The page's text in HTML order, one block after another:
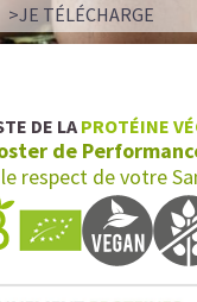
>JE TÉLÉCHARGE
DE LA PROTÉINE
de
respect de votre